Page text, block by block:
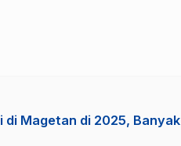
Magetan di 2025,